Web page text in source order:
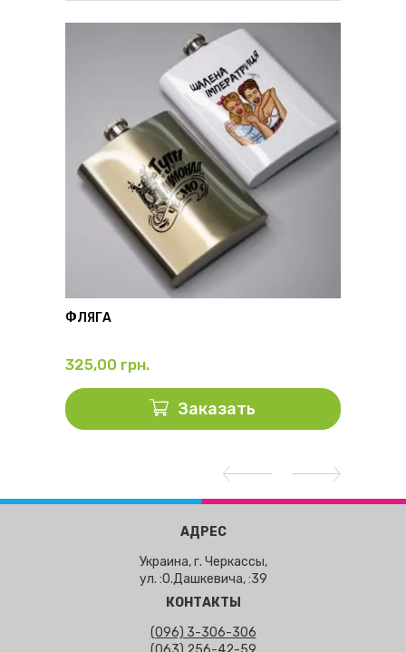
ФЛЯГА
325,00 грн.
Заказать
АДРЕС
Украина, г. Черкассы,
ул. :О.Дашкевича, :39
КОНТАКТЫ
(096) 3-306-306